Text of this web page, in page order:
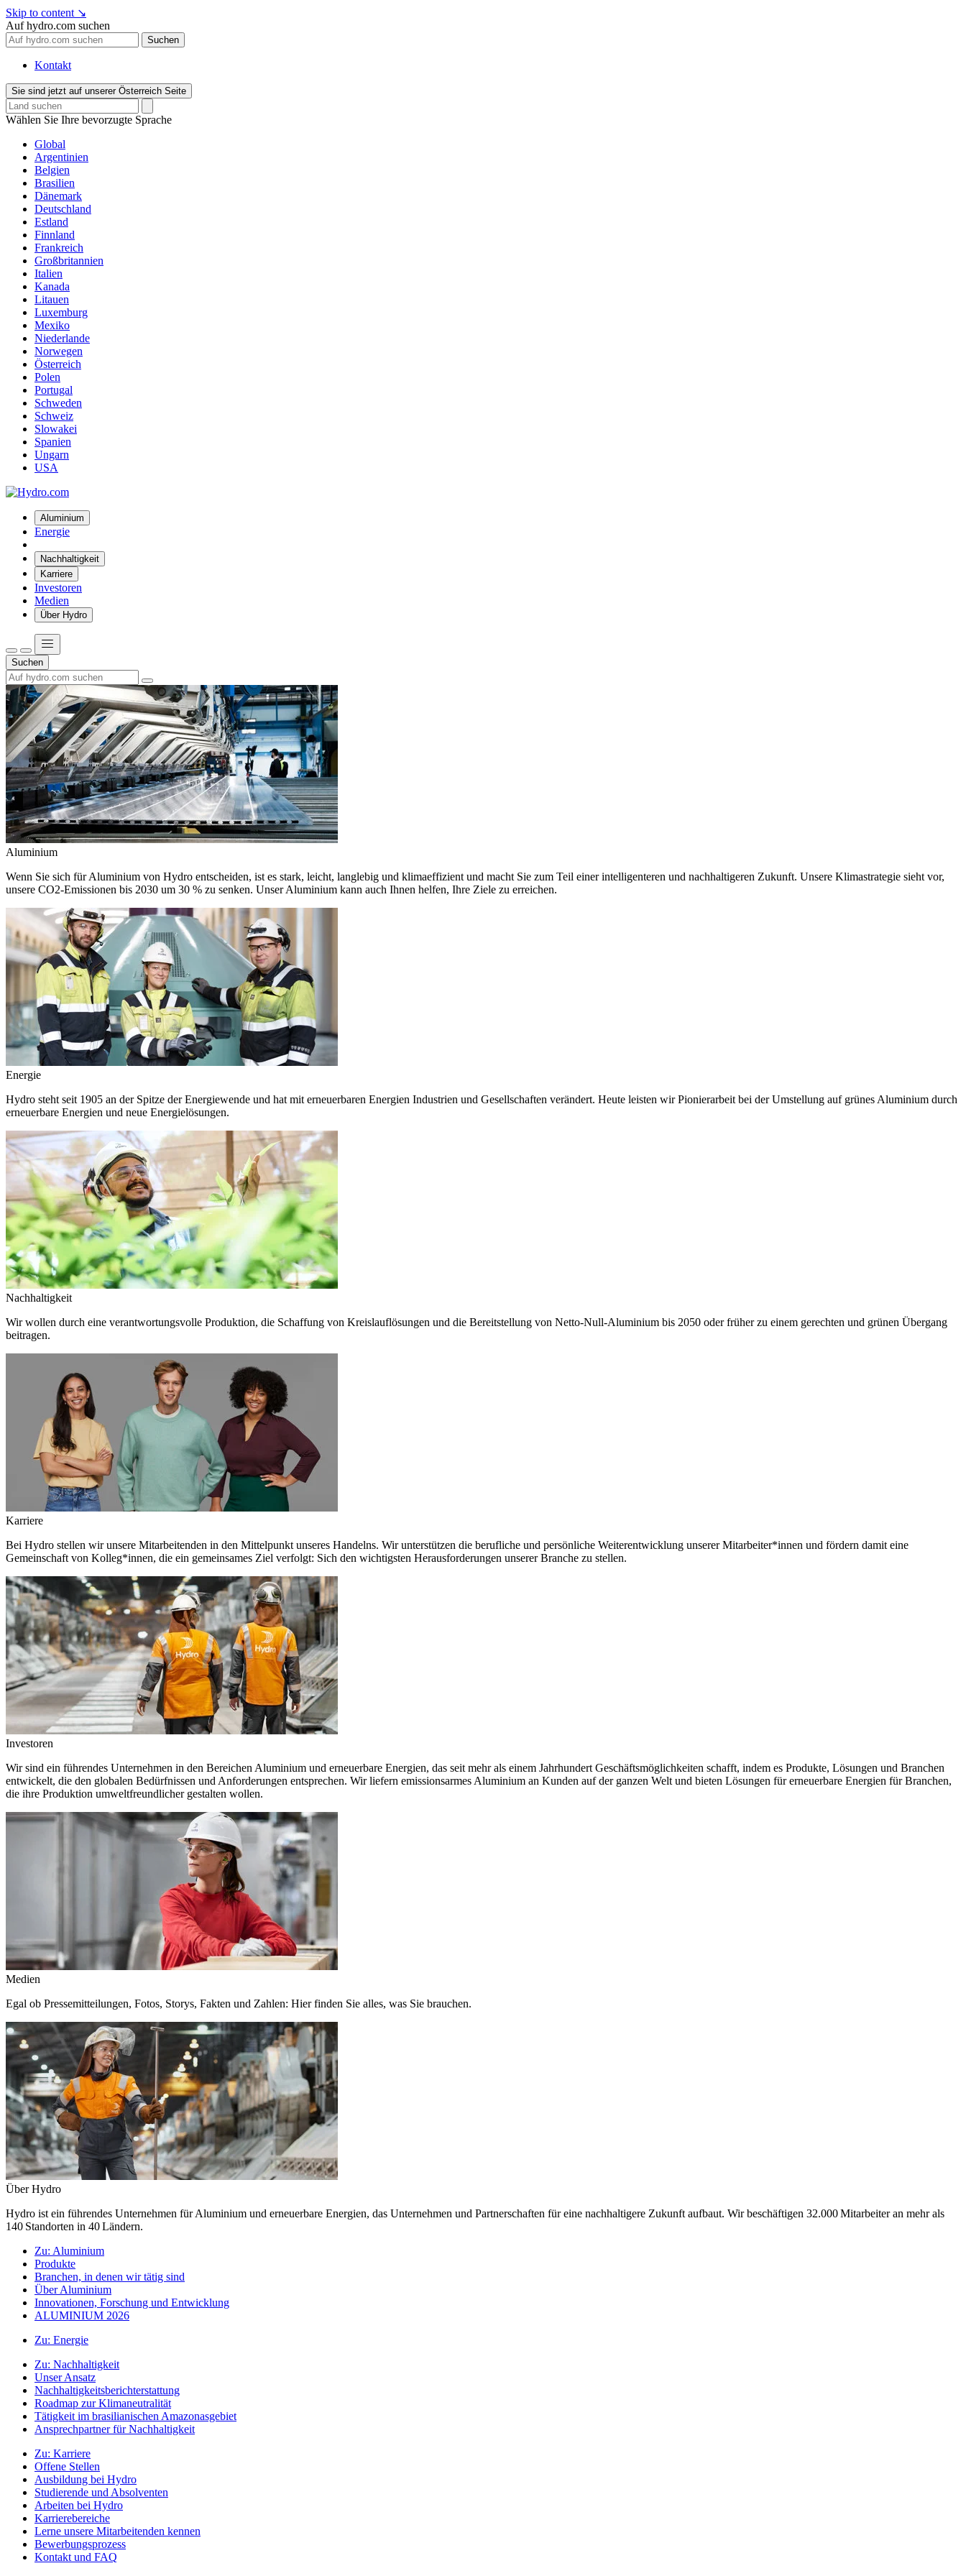
Skip to content ↘
Auf hydro.com suchen
Suchen
Kontakt
Sie sind jetzt auf unserer Österreich Seite
Wählen Sie Ihre bevorzugte Sprache
Global
Argentinien
Belgien
Brasilien
Dänemark
Deutschland
Estland
Finnland
Frankreich
Großbritannien
Italien
Kanada
Litauen
Luxemburg
Mexiko
Niederlande
Norwegen
Österreich
Polen
Portugal
Schweden
Schweiz
Slowakei
Spanien
Ungarn
USA
Aluminium
Energie
Nachhaltigkeit
Karriere
Investoren
Medien
Über Hydro
Suchen
Aluminium
Wenn Sie sich für Aluminium von Hydro entscheiden, ist es stark, leicht, langlebig und klimaeffizient und macht Sie zum Teil einer intelligenteren und nachhaltigeren Zukunft. Unsere Klimastrategie sieht vor,
unsere CO2-Emissionen bis 2030 um 30 % zu senken. Unser Aluminium kann auch Ihnen helfen, Ihre Ziele zu erreichen.
Energie
Hydro steht seit 1905 an der Spitze der Energiewende und hat mit erneuerbaren Energien Industrien und Gesellschaften verändert. Heute leisten wir Pionierarbeit bei der Umstellung auf grünes Aluminium durch
erneuerbare Energien und neue Energielösungen.
Nachhaltigkeit
Wir wollen durch eine verantwortungsvolle Produktion, die Schaffung von Kreislauflösungen und die Bereitstellung von Netto-Null-Aluminium bis 2050 oder früher zu einem gerechten und grünen Übergang
beitragen.
Karriere
Bei Hydro stellen wir unsere Mitarbeitenden in den Mittelpunkt unseres Handelns. Wir unterstützen die berufliche und persönliche Weiterentwicklung unserer Mitarbeiter*innen und fördern damit eine
Gemeinschaft von Kolleg*innen, die ein gemeinsames Ziel verfolgt: Sich den wichtigsten Herausforderungen unserer Branche zu stellen.
Investoren
Wir sind ein führendes Unternehmen in den Bereichen Aluminium und erneuerbare Energien, das seit mehr als einem Jahrhundert Geschäftsmöglichkeiten schafft, indem es Produkte, Lösungen und Branchen
entwickelt, die den globalen Bedürfnissen und Anforderungen entsprechen. Wir liefern emissionsarmes Aluminium an Kunden auf der ganzen Welt und bieten Lösungen für erneuerbare Energien für Branchen,
die ihre Produktion umweltfreundlicher gestalten wollen.
Medien
Egal ob Pressemitteilungen, Fotos, Storys, Fakten und Zahlen: Hier finden Sie alles, was Sie brauchen.
Über Hydro
Hydro ist ein führendes Unternehmen für Aluminium und erneuerbare Energien, das Unternehmen und Partnerschaften für eine nachhaltigere Zukunft aufbaut. Wir beschäftigen 32.000 Mitarbeiter an mehr als
140 Standorten in 40 Ländern.
Zu: Aluminium
Produkte
Branchen, in denen wir tätig sind
Über Aluminium
Innovationen, Forschung und Entwicklung
ALUMINIUM 2026
Zu: Energie
Zu: Nachhaltigkeit
Unser Ansatz
Nachhaltigkeitsberichterstattung
Roadmap zur Klimaneutralität
Tätigkeit im brasilianischen Amazonasgebiet
Ansprechpartner für Nachhaltigkeit
Zu: Karriere
Offene Stellen
Ausbildung bei Hydro
Studierende und Absolventen
Arbeiten bei Hydro
Karrierebereiche
Lerne unsere Mitarbeitenden kennen
Bewerbungsprozess
Kontakt und FAQ